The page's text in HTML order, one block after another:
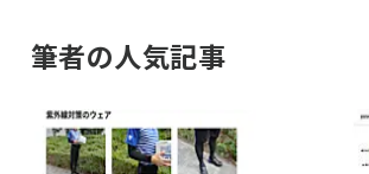
筆者の人気記事